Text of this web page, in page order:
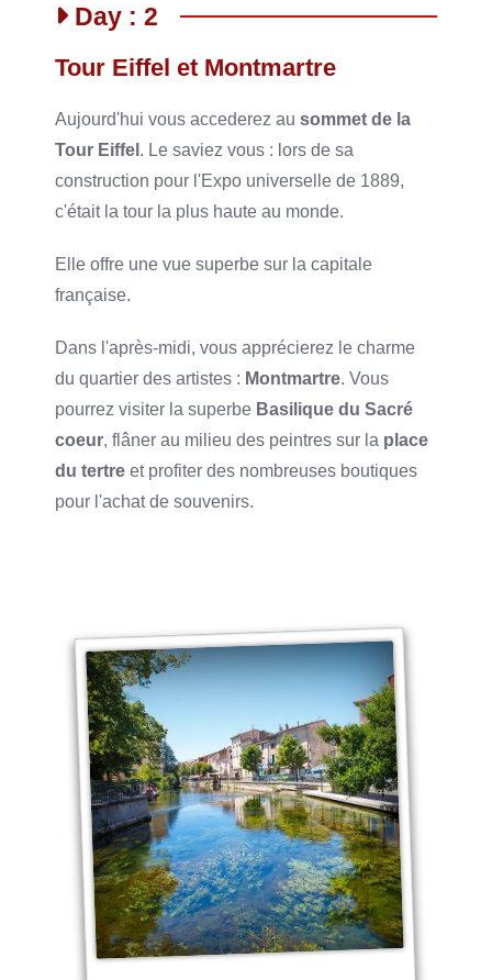
Day : 2
Tour Eiffel et Montmartre
Aujourd'hui vous accederez ausommet de la
Tour Eiffel . Le saviez vous : lors de sa
construction pour l'Expo universelle de 1889,
c'était la tour la plus haute au monde.
Elle offre une vue superbe sur la capitale
française.
Dans l'après-midi, vous apprécierez le charme
du quartier des artistes : Montmartre. Vous
pourrez visiter la superbe Basilique du Sacré
coeur, flâner au milieu des peintres sur la place
du tertre et profiter des nombreuses boutiques
pour l'achat de souvenirs.